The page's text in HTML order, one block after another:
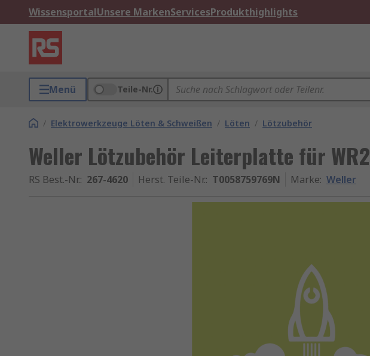
WissensportalUnsere MarkenServicesProdukthighlights
Menü Teile-Nr.
/ Elektrowerkzeuge Löten & Schweißen / Löten / Lötzubehör
Weller Lötzubehör Leiterplatte für WR2
RS Best.-Nr.: 267-4620 Herst. Teile-Nr.: T0058759769N Marke: Weller